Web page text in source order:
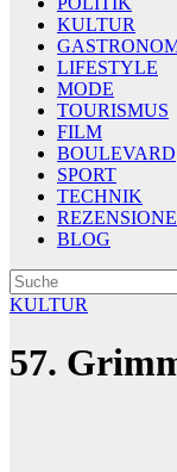
KULTUR
LIFESTYLE
MODE
TOURISMUS
FILM
BOULEVARD
SPORT
TECHNIK
BLOG
KULTUR
57.